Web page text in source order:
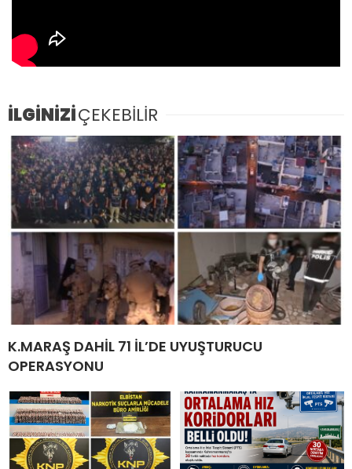
İLGİNİZİÇEKEBİLİR
K.MARAŞ DAHİL 71 İL’DE UYUŞTURUCU
OPERASYONU